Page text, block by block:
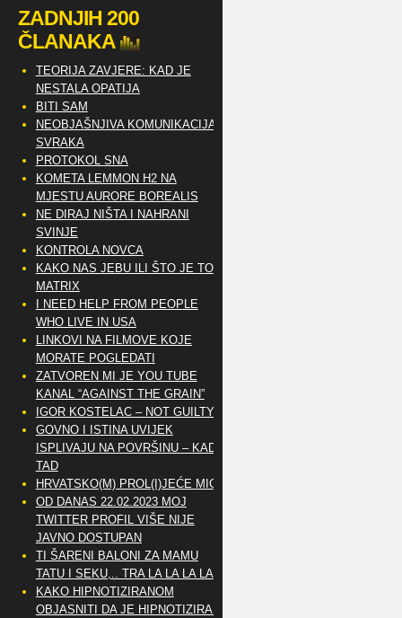
ZADNJIH 200
ČLANAKA
TEORIJA ZAVJERE: KAD JE
NESTALA OPATIJA
BITI SAM
NEOBJAŠNJIVA KOMUNIKACIJA
SVRAKA
PROTOKOL SNA
KOMETA LEMMON H2 NA
MJESTU AURORE BOREALIS
NE DIRAJ NIŠTA I NAHRANI
SVINJE
KONTROLA NOVCA
KAKO NAS JEBU ILI ŠTO JE TO
MATRIX
I NEED HELP FROM PEOPLE
WHO LIVE IN USA
LINKOVI NA FILMOVE KOJE
MORATE POGLEDATI
ZATVOREN MI JE YOU TUBE
KANAL “AGAINST THE GRAIN”
IGOR KOSTELAC – NOT GUILTY
GOVNO I ISTINA UVIJEK
ISPLIVAJU NA POVRŠINU – KAD
TAD
HRVATSKO(M) PROL(I)JEĆE MIG
OD DANAS 22.02.2023 MOJ
TWITTER PROFIL VIŠE NIJE
JAVNO DOSTUPAN
TI ŠARENI BALONI ZA MAMU
TATU I SEKU,.. TRA LA LA LA LA
KAKO HIPNOTIZIRANOM
OBJASNITI DA JE HIPNOTIZIRAN